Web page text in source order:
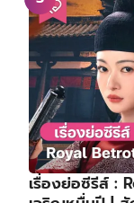
เรื่องย่อซีรีส์ :